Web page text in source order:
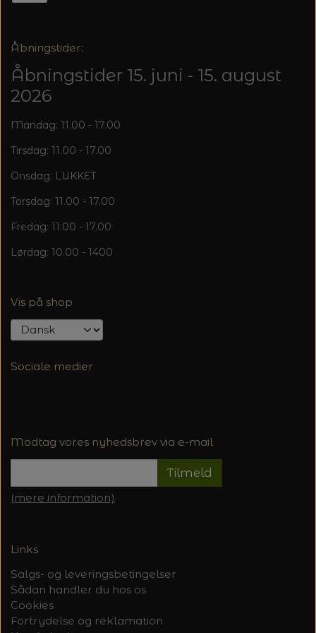
Åbningstider:
Åbningstider 15. juni - 15. august
2026
Mandag: 11.00 - 17.00
Tirsdag: 11.00 - 17.00
Onsdag: LUKKET
Torsdag: 11.00 - 17.00
Fredag: 11.00 - 17.00
Lørdag: 10.00 - 1400
Vis på shop
Sociale medier
Modtag vores nyhedsbrev via e-mail
Tilmeld
(mere information)
Links
Salgs- og leveringsbetingelser
Sådan handler du hos os
Cookies
Fortrydelse og reklamation